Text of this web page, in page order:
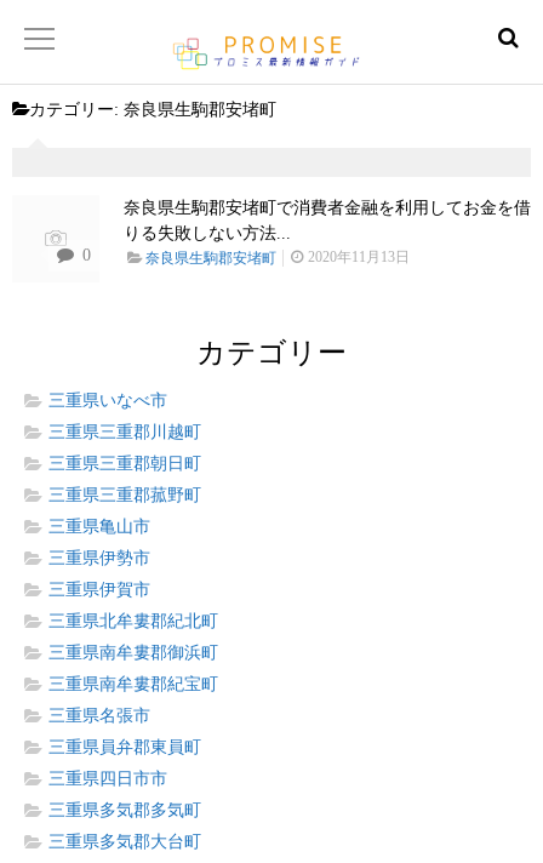
【サイトマップ】
カテゴリー: 奈良県生駒郡安堵町
0
奈良県生駒郡安堵町で消費者金融を利用してお金を借
りる失敗しない方法...
奈良県生駒郡安堵町 2020年11月13日
カテゴリー
三重県いなべ市
三重県三重郡川越町
三重県三重郡朝日町
三重県三重郡菰野町
三重県亀山市
三重県伊勢市
三重県伊賀市
三重県北牟婁郡紀北町
三重県南牟婁郡御浜町
三重県南牟婁郡紀宝町
三重県名張市
三重県員弁郡東員町
三重県四日市市
三重県多気郡多気町
三重県多気郡大台町